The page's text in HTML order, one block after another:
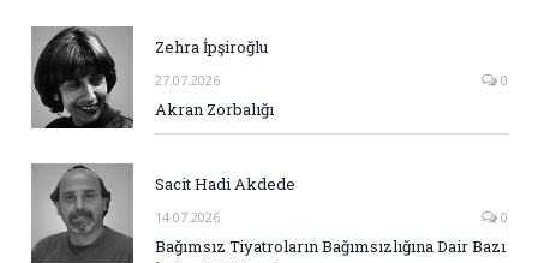
Zehra İpşiroğlu
27.07.2026 0
Akran Zorbalığı
Sacit Hadi Akdede
14.07.2026 0
Bağımsız Tiyatroların Bağımsızlığına Dair Bazı